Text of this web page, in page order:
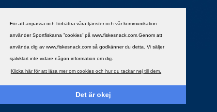
För att anpassa och förbättra våra tjänster och vår kommunikation
använder Sportfiskarna ”cookies” på www.fiskesnack.com.Genom att
använda dig av www.fiskesnack.com så godkänner du detta. Vi säljer
självklart inte vidare någon information om dig.
Klicka här för att läsa mer om cookies och hur du tackar nej till dem.
Det är okej